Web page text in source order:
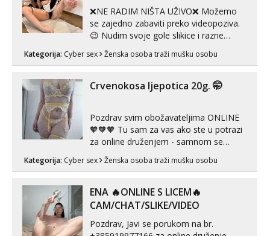
❌NE RADIM NIŠTA UŽIVO❌ Možemo
se zajedno zabaviti preko videopoziva.
😉 Nudim svoje gole slikice i razne
videouradke. 🤩 Za online zabavu pošalji
poruku na Whatsapp, Telegram ili Viber.
autentičnosti možeš me vidjeti na
videopozivu. 😉 S vama sam vec 5 ...
Kategorija: Cyber sex Ženska osoba traži mušku osobu
Crvenokosa ljepotica 20g. 🤭
Pozdrav svim obožavateljima ONLINE
🧡🧡🧡 Tu sam za vas ako ste u potrazi
za online druženjem - samnom se
možete zabaviti preko videopoziva, ili
ako vam nisam dovoljna radim i u paru i
😉 Radim i vruća tipkanja uz slike i hot
line pozive. Za vas sam pripremila ...
Kategorija: Cyber sex Ženska osoba traži mušku osobu
ENA 🔥ONLINE S LICEM🔥
CAM/CHAT/SLIKE/VIDEO
Pozdrav, Javi se porukom na br.